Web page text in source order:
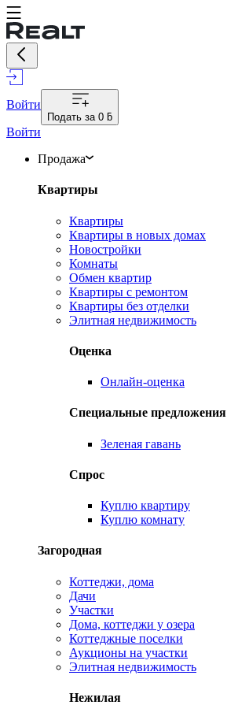
Войти
Подать за 0 ƃ
Войти
Продажа
Квартиры
Квартиры
Квартиры в новых домах
Новостройки
Комнаты
Обмен квартир
Квартиры с ремонтом
Квартиры без отделки
Элитная недвижимость
Оценка
Онлайн-оценка
Специальные предложения
Зеленая гавань
Спрос
Куплю квартиру
Куплю комнату
Загородная
Коттеджи, дома
Дачи
Участки
Дома, коттеджи у озера
Коттеджные поселки
Аукционы на участки
Элитная недвижимость
Нежилая